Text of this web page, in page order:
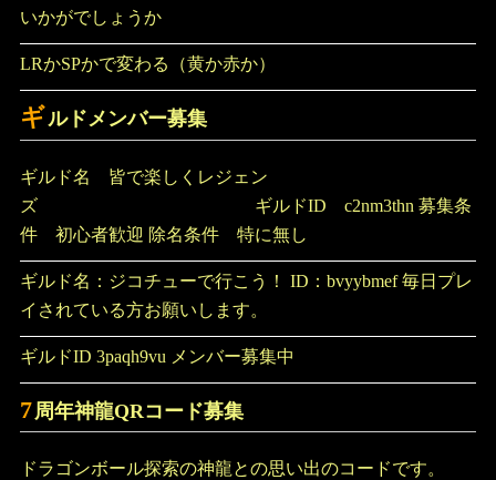
いかがでしょうか
LRかSPかで変わる（黄か赤か）
ギ ルドメンバー募集
ギルド名 皆で楽しくレジェン
ズ ギルドID c2nm3thn 募集条
件 初心者歓迎 除名条件 特に無し
ギルド名：ジコチューで行こう！ ID：bvyybmef 毎日プレ
イされている方お願いします。
ギルドID 3paqh9vu メンバー募集中
7 周年神龍QRコード募集
ドラゴンボール探索の神龍との思い出のコードです。